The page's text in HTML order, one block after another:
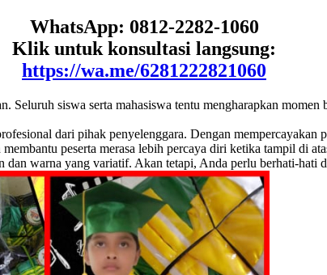
WhatsApp: 0812-2282-1060
Klik untuk konsultasi langsung:
https://wa.me/6281222821060
Seluruh siswa serta mahasiswa tentu mengharapkan
dari pihak penyelenggara. Dengan mempercayakan
peserta merasa lebih percaya diri ketika tampil di
warna yang variatif. Akan tetapi, Anda perlu berhati-hati